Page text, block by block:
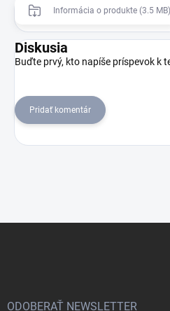
Informácia o produkte (3.5 MB)
Diskusia
Buďte prvý, kto napíše príspevok k
Pridať komentár
ODOBERAŤ NEWSLETTER